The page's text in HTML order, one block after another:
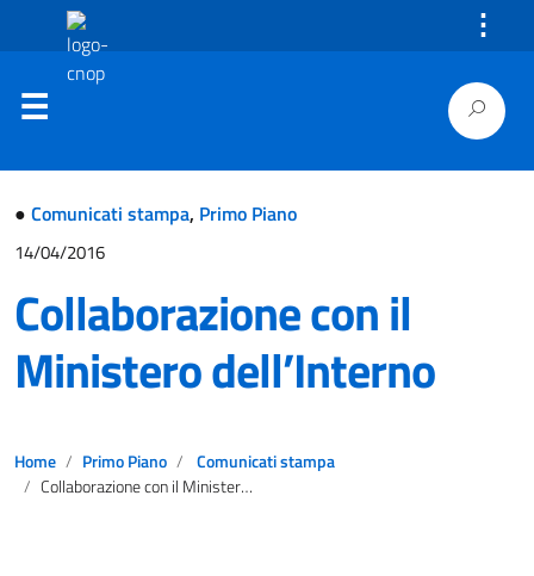
⋮
● Comunicati stampa, Primo Piano
14/04/2016
Collaborazione con il
Ministero dell’Interno
Home Primo Piano
Comunicati stampa
Collaborazione con il Ministero dell’Interno